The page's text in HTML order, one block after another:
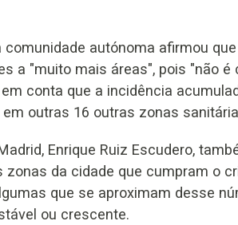
autónoma afirmou
a "muito mais áreas", pois "não é
conta que a incidência
outras 16 outras zonas
Enrique Ruiz Escudero,
da cidade que cumpram o
que se aproximam desse
ou crescente.